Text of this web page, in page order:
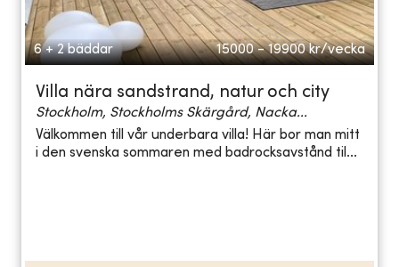
6 + 2 bäddar 15000 - 19900 kr/vecka
Villa nära sandstrand, natur och city
Stockholm, Stockholms Skärgård, Nacka...
Välkommen till vår underbara villa! Här bor man mitt
i den svenska sommaren med badrocksavstånd til...